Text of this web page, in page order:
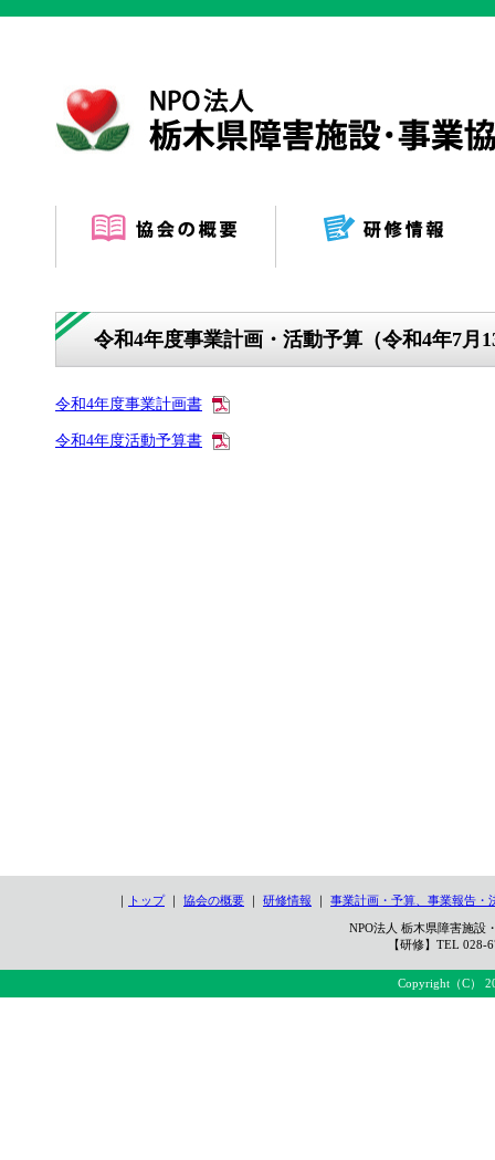
令和4年度事業計画・活動予算（令和4年7月
令和4年度事業計画書
令和4年度活動予算書
｜ トップ｜ 協会の概要 ｜ 研修情報 ｜ 事業計画・予算、事業報告・
NPO法人 栃木県障害施
【研修】TEL
Copyright（C）